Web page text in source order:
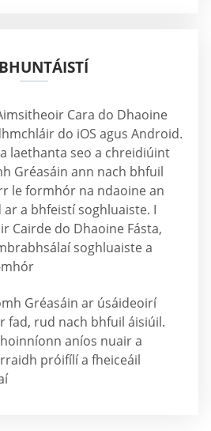
Cara do Dhaoine
do iOS agus Android.
laethanta seo a chreidiúint
Gréasáin ann nach bhfuil
le formhór na ndaoine an
a bhfeistí soghluaiste. I
Cairde do Dhaoine Fásta,
soghluaiste a
mhór
Gréasáin ar úsáideoirí
fad, rud nach bhfuil áisiúil.
aníos nuair a
próifílí a fheiceáil